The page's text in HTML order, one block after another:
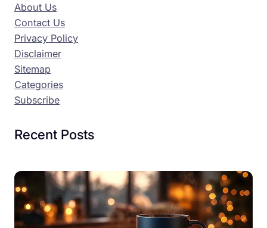
About Us
Contact Us
Privacy Policy
Disclaimer
Sitemap
Categories
Subscribe
Recent Posts